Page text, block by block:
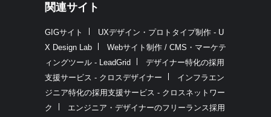
関連サイト
GIGサイト
UXデザイン・プロトタイプ制作 - U
X Design Lab
Webサイト制作 / CMS・マーケテ
ィングツール - LeadGrid
デザイナー特化の採用
支援サービス - クロスデザイナー
インフラエン
ジニア特化の採用支援サービス - クロスネットワー
ク
エンジニア・デザイナーのフリーランス採用